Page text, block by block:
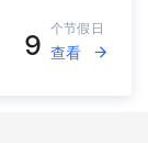
9 个节假日
查看